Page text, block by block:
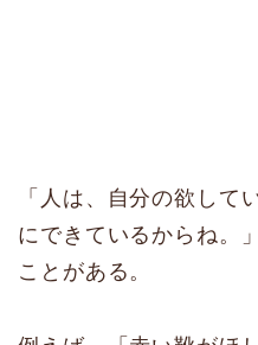
「人は、自分の欲して
にできているからね。
ことがある。